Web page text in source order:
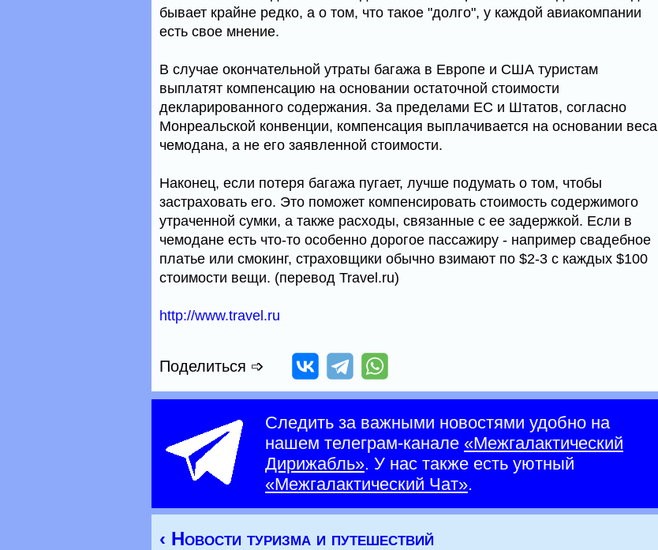
бывает крайне редко, а о том, что такое "долго", у каждой авиакомпании
есть свое мнение.
В случае окончательной утраты багажа в Европе и США туристам
выплатят компенсацию на основании остаточной стоимости
декларированного содержания. За пределами ЕС и Штатов, согласно
Монреальской конвенции, компенсация выплачивается на основании веса
чемодана, а не его заявленной стоимости.
Наконец, если потеря багажа пугает, лучше подумать о том, чтобы
застраховать его. Это поможет компенсировать стоимость содержимого
утраченной сумки, а также расходы, связанные с ее задержкой. Если в
чемодане есть что-то особенно дорогое пассажиру - например свадебное
платье или смокинг, страховщики обычно взимают по $2-3 с каждых $100
стоимости вещи. (перевод Travel.ru)
http://www.travel.ru
Поделиться ➩
Следить за важными новостями удобно на
нашем телеграм-канале «Межгалактический
Дирижабль». У нас также есть уютный
«Межгалактический Чат».
‹ Новости туризма и путешествий